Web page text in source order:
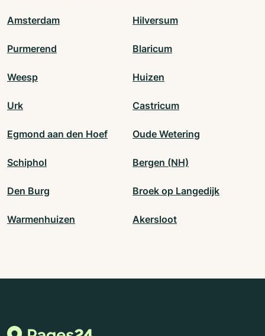
Amsterdam Hilversum
Purmerend Blaricum
Weesp Huizen
Urk Castricum
Egmond aan den Hoef Oude Wetering
Schiphol Bergen (NH)
Den Burg Broek op Langedijk
Warmenhuizen Akersloot